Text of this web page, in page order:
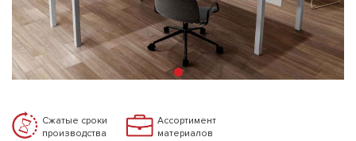
Сжатые сроки
производства
Ассортимент
материалов